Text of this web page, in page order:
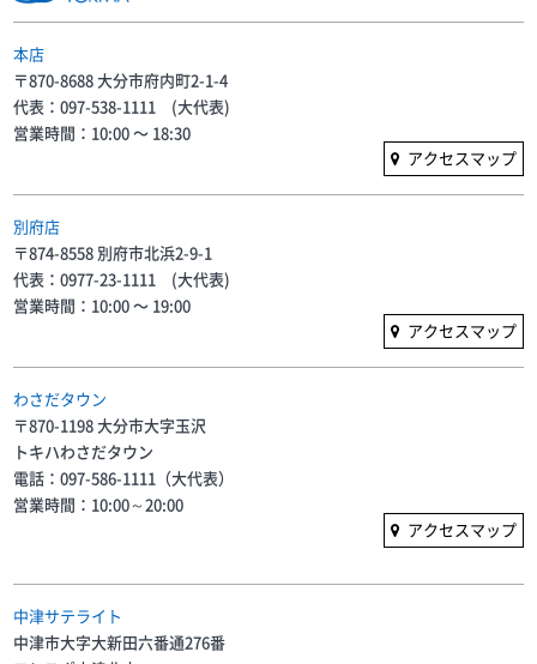
本店
〒870-8688 大分市府内町2-1-4
代表：097-538-1111 (大代表)
営業時間：10:00 〜 18:30
アクセスマップ
別府店
〒874-8558 別府市北浜2-9-1
代表：0977-23-1111 (大代表)
営業時間：10:00 〜 19:00
アクセスマップ
わさだタウン
〒870-1198 大分市大字玉沢
トキハわさだタウン
電話：097-586-1111（大代表）
営業時間：10:00～20:00
アクセスマップ
中津サテライト
中津市大字大新田六番通276番